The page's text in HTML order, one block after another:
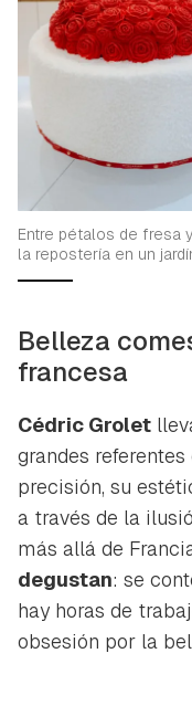
Entre pétalos de fresa
la repostería en un
Belleza
francesa
Cédric Grolet
grandes
precisión, su
a través de la
más allá de
degustan: se
hay horas de
obsesión por la